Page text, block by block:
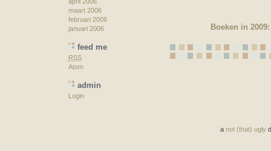
maart 2006
februari 2006
januari 2006
feed me
RSS
Atom
admin
Login
Boeken in 2009:
a not (that) ugly